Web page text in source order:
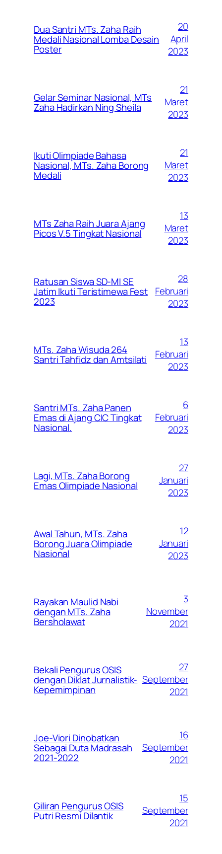
Dua Santri MTs. Zaha Raih
Medali Nasional Lomba Desain
Poster
20
April
2023
Gelar Seminar Nasional, MTs
Zaha Hadirkan Ning Sheila
21
Maret
2023
Ikuti Olimpiade Bahasa
Nasional, MTs. Zaha Borong
Medali
21
Maret
2023
MTs Zaha Raih Juara Ajang
Picos V.5 Tingkat Nasional
13
Maret
2023
Ratusan Siswa SD-MI SE
Jatim Ikuti Teristimewa Fest
2023
28
Februari
2023
MTs. Zaha Wisuda 264
Santri Tahfidz dan Amtsilati
13
Februari
2023
Santri MTs. Zaha Panen
Emas di Ajang CIC Tingkat
Nasional.
6
Februari
2023
Lagi, MTs. Zaha Borong
Emas Olimpiade Nasional
27
Januari
2023
Awal Tahun, MTs. Zaha
Borong Juara Olimpiade
Nasional
12
Januari
2023
Rayakan Maulid Nabi
dengan MTs. Zaha
Bersholawat
3
November
2021
Bekali Pengurus OSIS
dengan Diklat Jurnalistik-
Kepemimpinan
27
September
2021
Joe-Viori Dinobatkan
Sebagai Duta Madrasah
2021-2022
16
September
2021
Giliran Pengurus OSIS
Putri Resmi Dilantik
15
September
2021